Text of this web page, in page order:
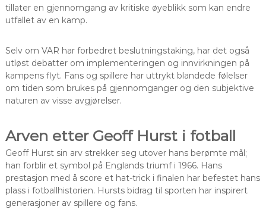
tillater en gjennomgang av kritiske øyeblikk som kan endre
utfallet av en kamp.
Selv om VAR har forbedret beslutningstaking, har det også
utløst debatter om implementeringen og innvirkningen på
kampens flyt. Fans og spillere har uttrykt blandede følelser
om tiden som brukes på gjennomganger og den subjektive
naturen av visse avgjørelser.
Arven etter Geoff Hurst i fotball
Geoff Hurst sin arv strekker seg utover hans berømte mål;
han forblir et symbol på Englands triumf i 1966. Hans
prestasjon med å score et hat-trick i finalen har befestet hans
plass i fotballhistorien. Hursts bidrag til sporten har inspirert
generasjoner av spillere og fans.